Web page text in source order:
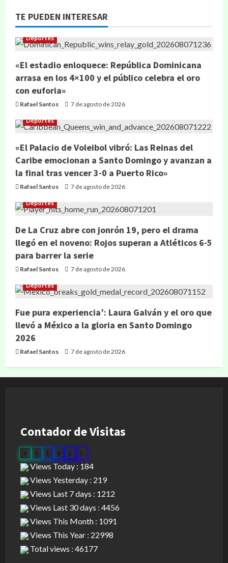
TE PUEDEN INTERESAR
Deportes
«El estadio enloquece: República Dominicana
arrasa en los 4×100 y el público celebra el oro
con euforia»
Rafael Santos 7 de agosto de 2026
Deportes
«El Palacio de Voleibol vibró: Las Reinas del
Caribe emocionan a Santo Domingo y avanzan a
la final tras vencer 3-0 a Puerto Rico»
Rafael Santos 7 de agosto de 2026
Deportes
De La Cruz abre con jonrón 19, pero el drama
llegó en el noveno: Rojos superan a Atléticos 6-5
para barrer la serie
Rafael Santos 7 de agosto de 2026
Deportes
Fue pura experiencia’: Laura Galván y el oro que
llevó a México a la gloria en Santo Domingo
2026
Rafael Santos 7 de agosto de 2026
Contador de Visitas
3 1 0 2 3
Views Today : 184
Views Yesterday : 219
Views Last 7 days : 1212
Views Last 30 days : 4456
Views This Month : 1091
Views This Year : 22998
Total views : 46177